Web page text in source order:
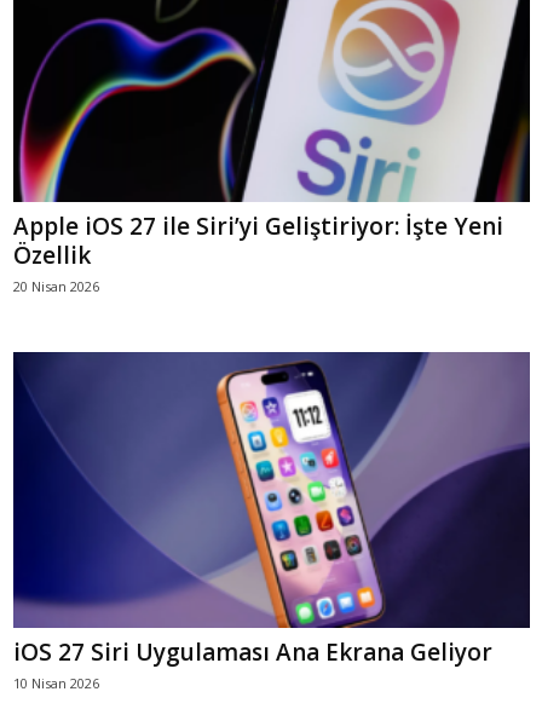
Apple iOS 27 ile Siri’yi Geliştiriyor: İşte Yeni
Özellik
20 Nisan 2026
iOS 27 Siri Uygulaması Ana Ekrana Geliyor
10 Nisan 2026